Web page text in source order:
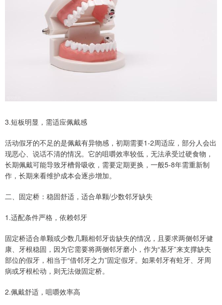
3.短板明显，需适应佩戴感
活动假牙的不足的是佩戴有异物感，初期需要1-2周适应，部分人会出
现恶心、说话不清的情况。它的咀嚼效率较低，无法承受过硬食物，
长期佩戴可能导致牙槽骨吸收，需要定期更换，一般5-8年需重新制
作，长期来看维护成本会逐步增加。
二、固定桥：稳固舒适，适合单颗/少数邻牙缺失
1.适配条件严格，依赖邻牙
固定桥适合单颗或少数几颗相邻牙齿缺失的情况，且要求两侧邻牙健
康、牙根稳固，因为它需要将两侧邻牙磨小，作为“基牙”来支撑缺失
部位的假牙，相当于“借邻牙之力”固定假牙。如果邻牙有蛀牙、牙周
病或牙根松动，则无法做固定桥。
2.佩戴舒适，咀嚼效率高